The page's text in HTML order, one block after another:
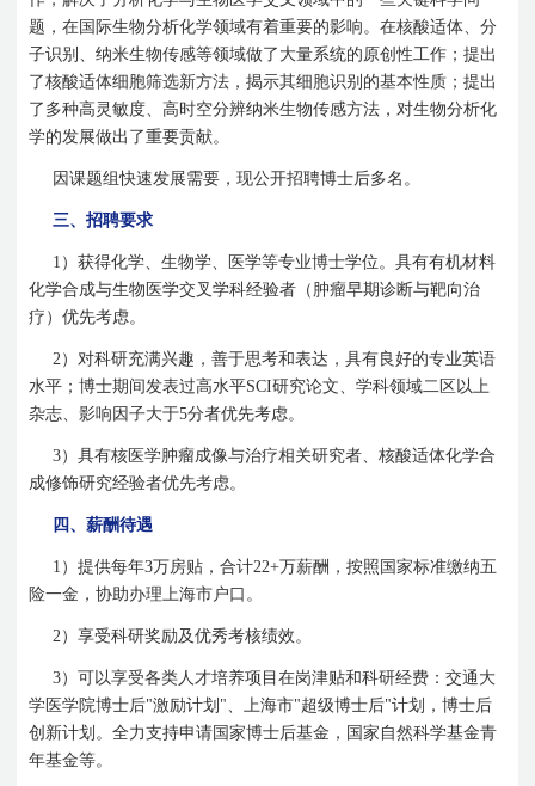
题，在国际生物分析化学领域有着重要的影响。在核酸适体、分
子识别、纳米生物传感等领域做了大量系统的原创性工作；提出
了核酸适体细胞筛选新方法，揭示其细胞识别的基本性质；提出
了多种高灵敏度、高时空分辨纳米生物传感方法，对生物分析化
学的发展做出了重要贡献。
因课题组快速发展需要，现公开招聘博士后多名。
三、招聘要求
1 ）获得化学、生物学、医学等专业博士学位。具有有机材料
化学合成与生物医学交叉学科经验者（肿瘤早期诊断与靶向治
疗）优先考虑。
2 ）对科研充满兴趣，善于思考和表达，具有良好的专业英语
水平；博士期间发表过高水平SCI研究论文、学科领域二区以上
杂志、影响因子大于5分者优先考虑。
3）具有核医学肿瘤成像与治疗相关研究者、核酸适体化学合
成修饰研究经验者优先考虑。
四、薪酬待遇
1 ）提供每年3万房贴，合计22+万薪酬，按照国家标准缴纳五
险一金，协助办理上海市户口。
2 ）享受科研奖励及优秀考核绩效。
3）可以享受各类人才培养项目在岗津贴和科研经费：交通大
学医学院博士后"激励计划 " 、上海市"超级博士后"计划，博士后
创新计划。全力支持申请国家博士后基金，国家自然科学基金青
年基金等。